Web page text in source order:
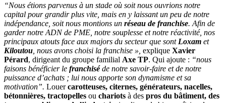
“Nous étions parvenus à un stade où soit nous ouvrions notre
capital pour grandir plus vite, mais en y laissant un peu de notre
indépendance, soit nous montions un réseau de franchise. Afin de
garder notre ADN de PME, notre souplesse et notre réactivité, nos
principaux atouts face aux majors du secteur que sont Loxam et
Kiloutou , nous avons choisi la franchise », explique Xavier
Pérard, dirigeant du groupe familial Axe TP. Qui ajoute : “nous
faisons bénéficier le franchiséde notre savoir-faire et de notre
puissance d’achats ; lui nous apporte son dynamisme et sa
motivation”. Louercarotteuses, citernes, générateurs, nacelles,
bétonnières, tractopelles ou chariots à des pros du bâtiment, des